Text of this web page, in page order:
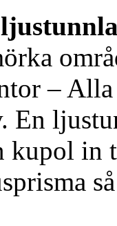
– Alla
En
kupol in